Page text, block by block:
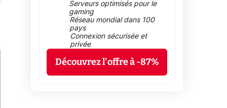
Serveurs optimisés pour le
gaming
Réseau mondial dans 100
pays
Connexion sécurisée et
privée
Découvrez l'offre à -87%